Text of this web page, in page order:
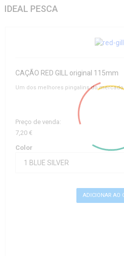
IDEAL PESCA
CAÇÃO RED GILL original 115mm
Um dos melhores pingalins do mercado
Preço de venda:
7,20 €
Color